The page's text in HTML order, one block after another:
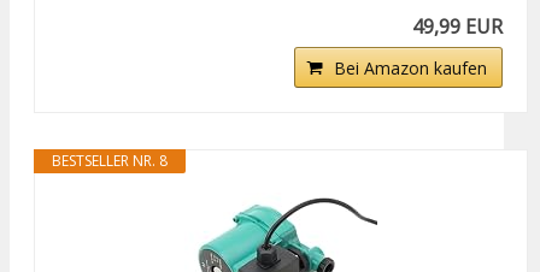
49,99 EUR
Bei Amazon kaufen
BESTSELLER NR. 8